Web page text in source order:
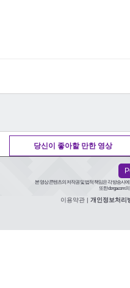
당신이 좋아할 만한 영상
본 영상 콘텐츠의 저작권 및 법적 책임은 각 방송사
또한 donga.com
이용약관| 개인정보처리